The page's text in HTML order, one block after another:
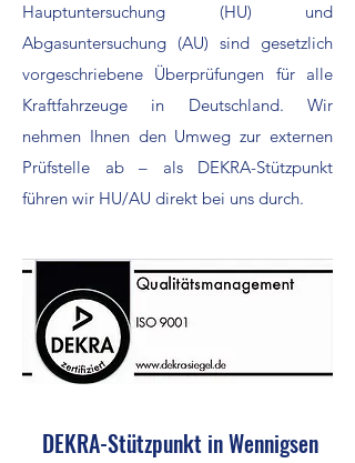
Hauptuntersuchung (HU) und
Abgasuntersuchung (AU) sind gesetzlich
vorgeschriebene Überprüfungen für alle
Kraftfahrzeuge in Deutschland. Wir
nehmen Ihnen den Umweg zur externen
Prüfstelle ab – als DEKRA-Stützpunkt
führen wir HU/AU direkt bei uns durch.
DEKRA-Stützpunkt in Wennigsen